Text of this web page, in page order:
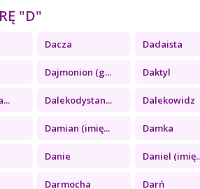
"D"
Dacza Dadaista
Dajmonion (g... Daktyl
Dalekodystan... Dalekowidz
Damian (imię... Damka
Danie Daniel
Darmocha Darń